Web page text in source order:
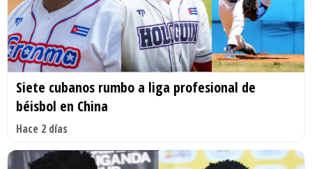
Siete cubanos rumbo a liga profesional de
béisbol en China
Hace 2 días